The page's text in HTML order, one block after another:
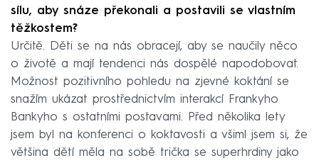
sílu, aby snáze překonali a postavili se vlastním
těžkostem?
Určitě. Děti se na nás obracejí, aby se naučily něco
o životě a mají tendenci nás dospělé napodobovat.
Možnost pozitivního pohledu na zjevné koktání se
snažím ukázat prostřednictvím interakcí Frankyho
Bankyho s ostatními postavami. Před několika lety
jsem byl na konferenci o koktavosti a všiml jsem si, že
většina dětí měla na sobě trička se superhrdiny jako